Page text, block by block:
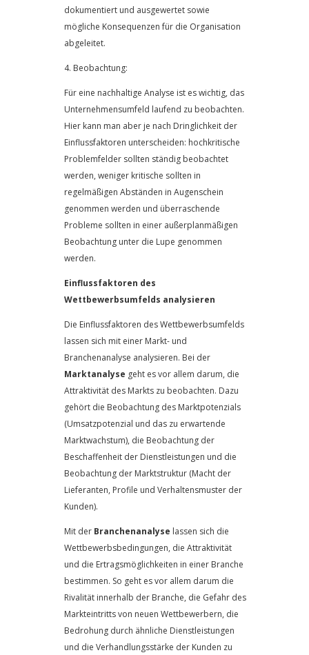
dokumentiert und ausgewertet sowie
mögliche Konsequenzen für die Organisation
abgeleitet.
4. Beobachtung:
Für eine nachhaltige Analyse ist es wichtig, das
Unternehmensumfeld laufend zu beobachten.
Hier kann man aber je nach Dringlichkeit der
Einflussfaktoren unterscheiden: hochkritische
Problemfelder sollten ständig beobachtet
werden, weniger kritische sollten in
regelmäßigen Abständen in Augenschein
genommen werden und überraschende
Probleme sollten in einer außerplanmäßigen
Beobachtung unter die Lupe genommen
werden.
Einflussfaktoren des
Wettbewerbsumfelds analysieren
Die Einflussfaktoren des Wettbewerbsumfelds
lassen sich mit einer Markt- und
Branchenanalyse analysieren. Bei der
Marktanalyse geht es vor allem darum, die
Attraktivität des Markts zu beobachten. Dazu
gehört die Beobachtung des Marktpotenzials
(Umsatzpotenzial und das zu erwartende
Marktwachstum), die Beobachtung der
Beschaffenheit der Dienstleistungen und die
Beobachtung der Marktstruktur (Macht der
Lieferanten, Profile und Verhaltensmuster der
Kunden).
Mit der Branchenanalyse lassen sich die
Wettbewerbsbedingungen, die Attraktivität
und die Ertragsmöglichkeiten in einer Branche
bestimmen. So geht es vor allem darum die
Rivalität innerhalb der Branche, die Gefahr des
Markteintritts von neuen Wettbewerbern, die
Bedrohung durch ähnliche Dienstleistungen
und die Verhandlungsstärke der Kunden zu